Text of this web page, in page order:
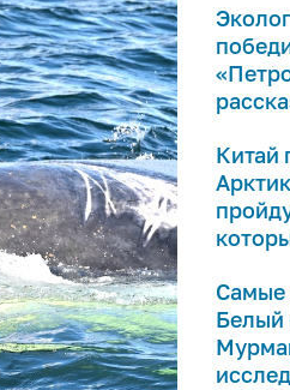
Китай
Самые
Белый